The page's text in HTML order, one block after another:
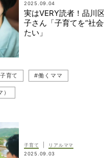
2025.09.04
実はVERY読者！品川
子さん「子育てを“社
たい」
育て #働くママ
子育て
リアルママ
2025.09.03